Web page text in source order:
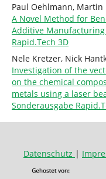
Paul Oehlmann, Martin
A Novel Method for
Additive Manufacturing
Rapid.Tech 3D
Nele Kretzer, Nick
Investigation of the
on the chemical
metals using a laser
Sonderausgabe
Datenschutz |